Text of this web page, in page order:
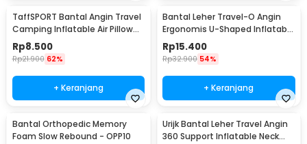
TaffSPORT Bantal Angin Travel
Camping Inflatable Air Pillow
380x240mm - BAT23
Rp8.500
Rp21.900 62%
+ Keranjang
Bantal Leher Travel-O Angin
Ergonomis U-Shaped Inflatable
Neck Pillow - RH40
Rp15.400
Rp32.900 54%
+ Keranjang
Bantal Orthopedic Memory
Foam Slow Rebound - OPP10
Urijk Bantal Leher Travel Angin
360 Support Inflatable Neck